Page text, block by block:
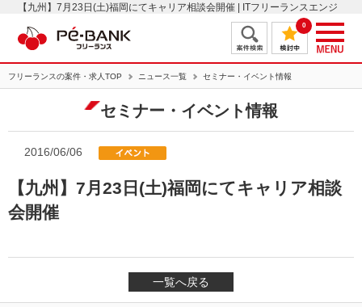
【九州】7月23日(土)福岡にてキャリア相談会開催 | ITフリーランスエンジ
0
フリーランスの案件・求人TOP ニュース一覧 セミナー・イベント情報
セミナー・イベント情報
2016/06/06
【九州】7月23日(土)福岡にてキャリア相談
会開催
一覧へ戻る